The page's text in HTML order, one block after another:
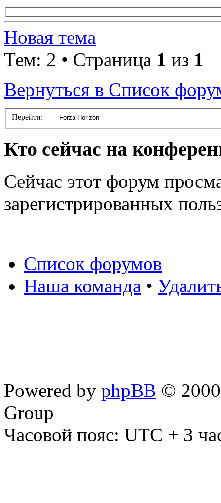
Новая тема
Тем: 2 • Страница 1 из 1
Вернуться в Список
Перейти:
Кто сейчас на
Сейчас этот форум
зарегистрированных
Список форумов
Наша команда •
Powered by phpBB ©
Group
Часовой пояс: UTC + 3